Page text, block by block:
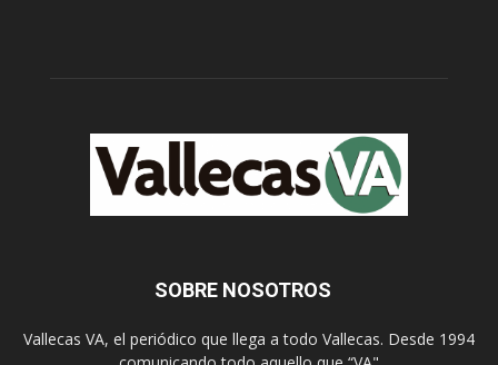
SOBRE NOSOTROS
Vallecas VA, el periódico que llega a todo Vallecas. Desde 1994